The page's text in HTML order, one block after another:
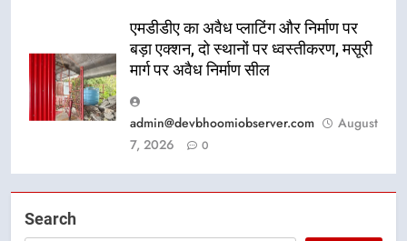
एमडीडीए का अवैध प्लाटिंग और निर्माण पर
बड़ा एक्शन, दो स्थानों पर ध्वस्तीकरण, मसूरी
मार्ग पर अवैध निर्माण सील
admin@devbhoomiobserver.com
August
7, 2026
0
Search